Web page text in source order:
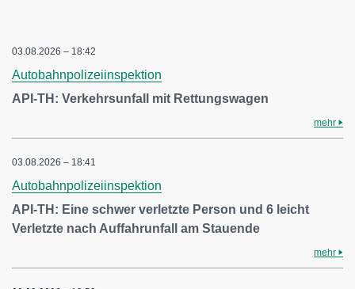
03.08.2026 – 18:42
Autobahnpolizeiinspektion
API-TH: Verkehrsunfall mit Rettungswagen
mehr
03.08.2026 – 18:41
Autobahnpolizeiinspektion
API-TH: Eine schwer verletzte Person und 6 leicht
Verletzte nach Auffahrunfall am Stauende
mehr